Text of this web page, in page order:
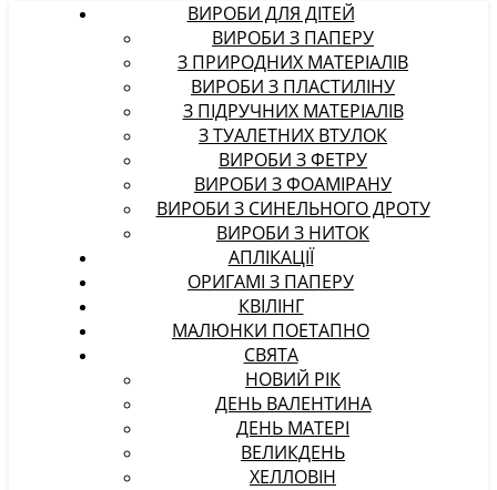
ВИРОБИ ДЛЯ ДІТЕЙ
ВИРОБИ З ПАПЕРУ
З ПРИРОДНИХ МАТЕРІАЛІВ
ВИРОБИ З ПЛАСТИЛІНУ
З ПІДРУЧНИХ МАТЕРІАЛІВ
З ТУАЛЕТНИХ ВТУЛОК
ВИРОБИ З ФЕТРУ
ВИРОБИ З ФОАМІРАНУ
ВИРОБИ З СИНЕЛЬНОГО ДРОТУ
ВИРОБИ З НИТОК
АПЛІКАЦІЇ
ОРИГАМІ З ПАПЕРУ
КВІЛІНГ
МАЛЮНКИ ПОЕТАПНО
СВЯТА
НОВИЙ РІК
ДЕНЬ ВАЛЕНТИНА
ДЕНЬ МАТЕРІ
ВЕЛИКДЕНЬ
ХЕЛЛОВІН